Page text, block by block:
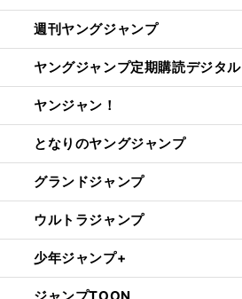
週刊ヤングジャンプ
ヤングジャンプ定期購読デジタル
ヤンジャン！
となりのヤングジャンプ
グランドジャンプ
ウルトラジャンプ
少年ジャンプ+